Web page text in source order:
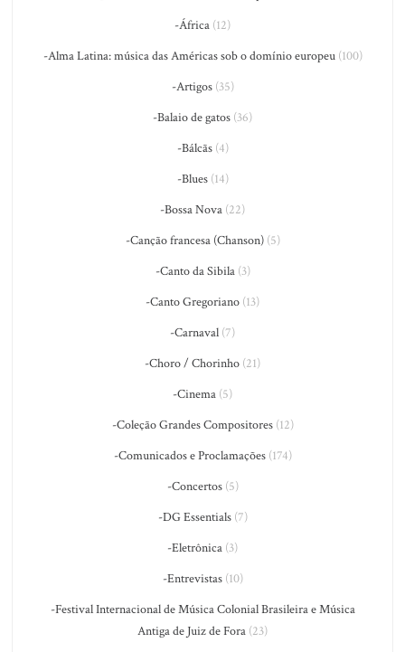
-África (12)
-Alma Latina: música das Américas sob o domínio europeu(100)
-Artigos(35)
-Balaio de gatos (36)
-Bálcãs(4)
-Blues(14)
-Bossa Nova (22)
-Canção francesa (Chanson)(5)
-Canto da Sibila(3)
-Canto Gregoriano (13)
-Carnaval (7)
-Choro / Chorinho (21)
-Cinema (5)
-Coleção Grandes Compositores(12)
-Comunicados e Proclamações(174)
-Concertos(5)
-DG Essentials(7)
-Eletrônica (3)
-Entrevistas(10)
-Festival Internacional de Música Colonial Brasileira e Música
Antiga de Juiz de Fora (23)